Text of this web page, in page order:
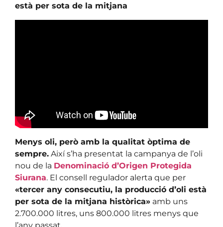
està per sota de la mitjana
Menys oli, però amb la qualitat òptima de
sempre. Així s’ha presentat la campanya de l’oli
nou de la Denominació d’Origen Protegida
Siurana. El consell regulador alerta que per
«tercer any consecutiu, la producció d’oli està
per sota de la mitjana històrica» amb uns
2.700.000 litres, uns 800.000 litres menys que